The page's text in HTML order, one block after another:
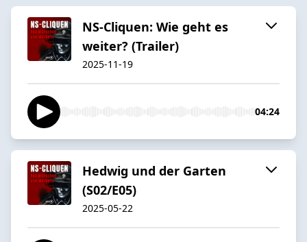
NS-Cliquen: Wie geht es
weiter? (Trailer)
2025-11-19
04:24
Hedwig und der Garten
(S02/E05)
2025-05-22